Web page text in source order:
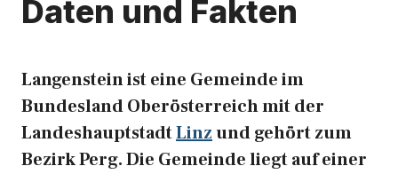
Daten und Fakten
Langenstein ist eine Gemeinde im
Bundesland Oberösterreich mit der
LandeshauptstadtLinzund gehört zum
Bezirk Perg. Die Gemeinde liegt auf einer